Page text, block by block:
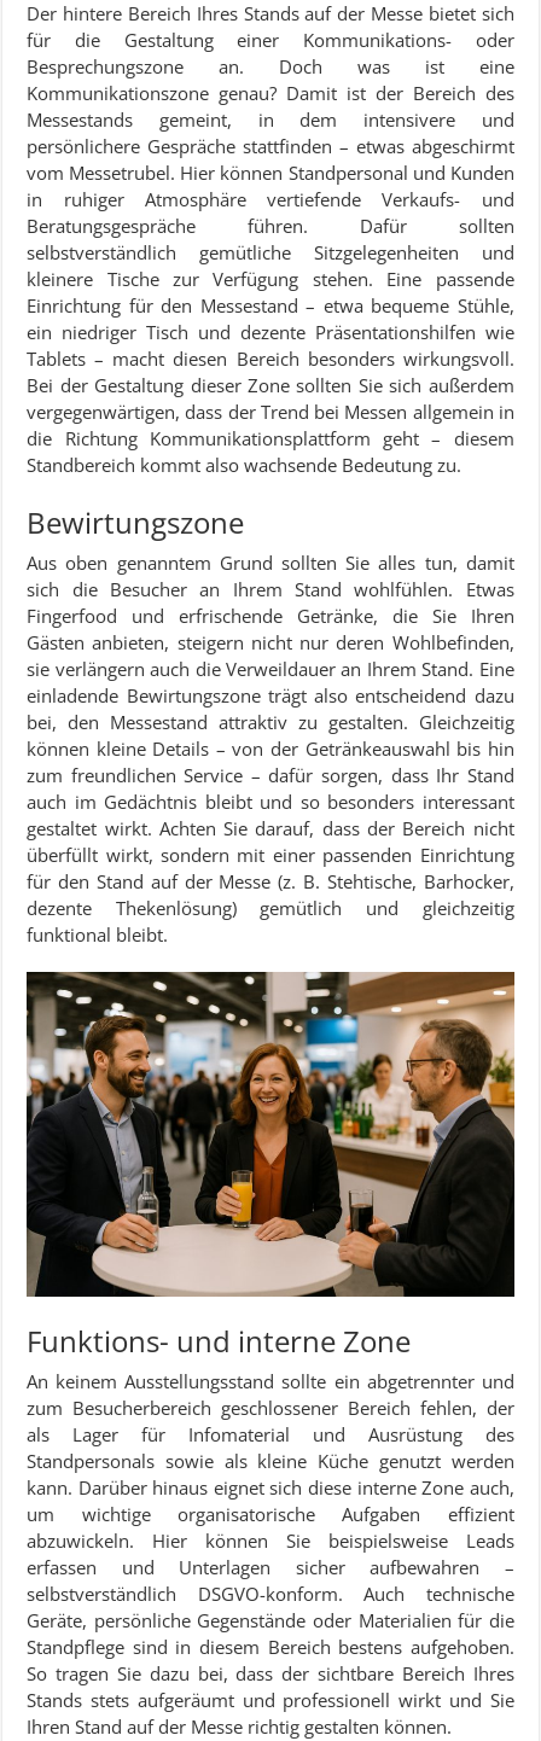
Der hintere Bereich Ihres Stands auf der Messe bietet sich
für die Gestaltung einer Kommunikations- oder
Besprechungszone an. Doch was ist eine
Kommunikationszone genau? Damit ist der Bereich des
Messestands gemeint, in dem intensivere und
persönlichere Gespräche stattfinden – etwas abgeschirmt
vom Messetrubel. Hier können Standpersonal und Kunden
in ruhiger Atmosphäre vertiefende Verkaufs- und
Beratungsgespräche führen. Dafür sollten
selbstverständlich gemütliche Sitzgelegenheiten und
kleinere Tische zur Verfügung stehen. Eine passende
Einrichtung für den Messestand – etwa bequeme Stühle,
ein niedriger Tisch und dezente Präsentationshilfen wie
Tablets – macht diesen Bereich besonders wirkungsvoll.
Bei der Gestaltung dieser Zone sollten Sie sich außerdem
vergegenwärtigen, dass der Trend bei Messen allgemein in
die Richtung Kommunikationsplattform geht – diesem
Standbereich kommt also wachsende Bedeutung zu.
Bewirtungszone
Aus oben genanntem Grund sollten Sie alles tun, damit
sich die Besucher an Ihrem Stand wohlfühlen. Etwas
Fingerfood und erfrischende Getränke, die Sie Ihren
Gästen anbieten, steigern nicht nur deren Wohlbefinden,
sie verlängern auch die Verweildauer an Ihrem Stand. Eine
einladende Bewirtungszone trägt also entscheidend dazu
bei, den Messestand attraktiv zu gestalten. Gleichzeitig
können kleine Details – von der Getränkeauswahl bis hin
zum freundlichen Service – dafür sorgen, dass Ihr Stand
auch im Gedächtnis bleibt und so besonders interessant
gestaltet wirkt. Achten Sie darauf, dass der Bereich nicht
überfüllt wirkt, sondern mit einer passenden Einrichtung
für den Stand auf der Messe (z. B. Stehtische, Barhocker,
dezente Thekenlösung) gemütlich und gleichzeitig
funktional bleibt.
Funktions- und interne Zone
An keinem Ausstellungsstand sollte ein abgetrennter und
zum Besucherbereich geschlossener Bereich fehlen, der
als Lager für Infomaterial und Ausrüstung des
Standpersonals sowie als kleine Küche genutzt werden
kann. Darüber hinaus eignet sich diese interne Zone auch,
um wichtige organisatorische Aufgaben effizient
abzuwickeln. Hier können Sie beispielsweise Leads
erfassen und Unterlagen sicher aufbewahren –
selbstverständlich DSGVO-konform. Auch technische
Geräte, persönliche Gegenstände oder Materialien für die
Standpflege sind in diesem Bereich bestens aufgehoben.
So tragen Sie dazu bei, dass der sichtbare Bereich Ihres
Stands stets aufgeräumt und professionell wirkt und Sie
Ihren Stand auf der Messe richtig gestalten können.